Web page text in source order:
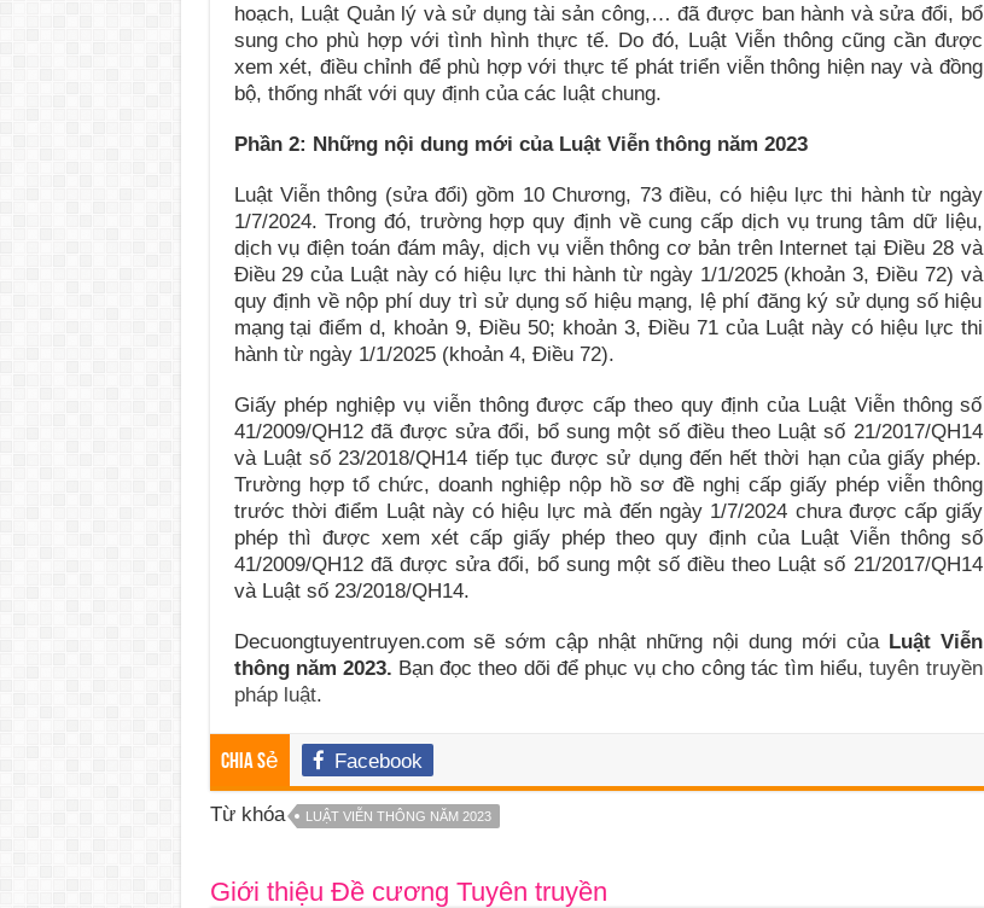
hoạch, Luật Quản lý và sử dụng tài sản công,… đã được ban hành và sửa đổi, bổ
sung cho phù hợp với tình hình thực tế. Do đó, Luật Viễn thông cũng cần được
xem xét, điều chỉnh để phù hợp với thực tế phát triển viễn thông hiện nay và đồng
bộ, thống nhất với quy định của các luật chung.
Phần 2: Những nội dung mới của Luật Viễn thông năm 2023
Luật Viễn thông (sửa đổi) gồm 10 Chương, 73 điều, có hiệu lực thi hành từ ngày
1/7/2024. Trong đó, trường hợp quy định về cung cấp dịch vụ trung tâm dữ liệu,
dịch vụ điện toán đám mây, dịch vụ viễn thông cơ bản trên Internet tại Điều 28 và
Điều 29 của Luật này có hiệu lực thi hành từ ngày 1/1/2025 (khoản 3, Điều 72) và
quy định về nộp phí duy trì sử dụng số hiệu mạng, lệ phí đăng ký sử dụng số hiệu
mạng tại điểm d, khoản 9, Điều 50; khoản 3, Điều 71 của Luật này có hiệu lực thi
hành từ ngày 1/1/2025 (khoản 4, Điều 72).
Giấy phép nghiệp vụ viễn thông được cấp theo quy định của Luật Viễn thông số
41/2009/QH12 đã được sửa đổi, bổ sung một số điều theo Luật số 21/2017/QH14
và Luật số 23/2018/QH14 tiếp tục được sử dụng đến hết thời hạn của giấy phép.
Trường hợp tổ chức, doanh nghiệp nộp hồ sơ đề nghị cấp giấy phép viễn thông
trước thời điểm Luật này có hiệu lực mà đến ngày 1/7/2024 chưa được cấp giấy
phép thì được xem xét cấp giấy phép theo quy định của Luật Viễn thông số
41/2009/QH12 đã được sửa đổi, bổ sung một số điều theo Luật số 21/2017/QH14
và Luật số 23/2018/QH14.
Decuongtuyentruyen.com sẽ sớm cập nhật những nội dung mới của Luật Viễn
thông năm 2023. Bạn đọc theo dõi để phục vụ cho công tác tìm hiểu,tuyên truyền
pháp luật.
Chia sẻ Facebook
Từ khóa LUẬT VIỄN THÔNG NĂM 2023
Giới thiệu Đề cương Tuyên truyền